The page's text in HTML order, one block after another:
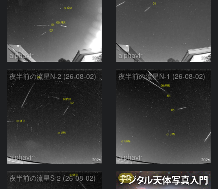
alphavir alphavir
夜半前の流星N-2 (26-08-02)
alphavir
夜半前の流星N-1 (26-08-02)
alphavir
夜半前の流星S-2 (26-08-02) PR